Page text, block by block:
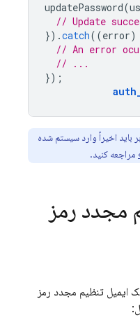
updatePassword(
// Update
}).catch((error)
// An error
// ...
});
باید اخیراً وارد سیستم شده
مراجعه کنید.
مجدد رمز
ایمیل تنظیم مجدد رمز